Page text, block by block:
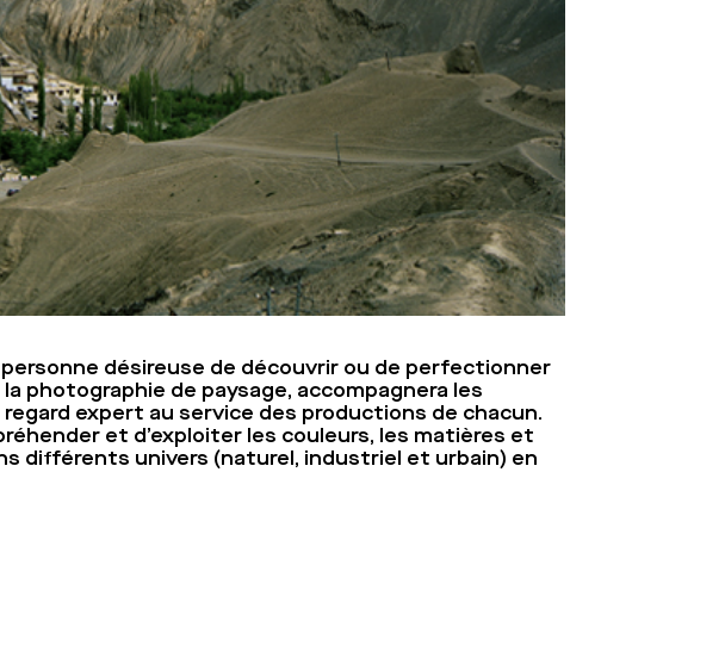
désireuse de découvrir ou de perfectionner
photographie de paysage, accompagnera les
expert au service des productions de chacun.
et d’exploiter les couleurs, les matières et
différents univers (naturel, industriel et urbain) en